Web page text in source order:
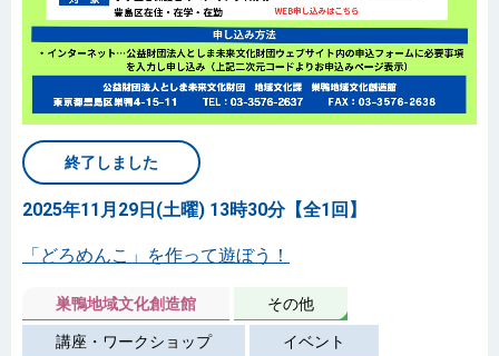
終了しました
2025年11月29日(土曜) 13時30分【全1回】
「どろめんこ」を作って遊ぼう！
巣鴨地域文化創造館 その他
講座・ワークショップ イベント